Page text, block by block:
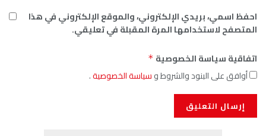
احفظ اسمي، بريدي الإلكتروني، والموقع الإلكتروني في هذا
المتصفح لاستخدامها المرة المقبلة في تعليقي.
اتفاقية سياسة الخصوصية *
أوافق على البنود والشروط وسياسة الخصوصية.